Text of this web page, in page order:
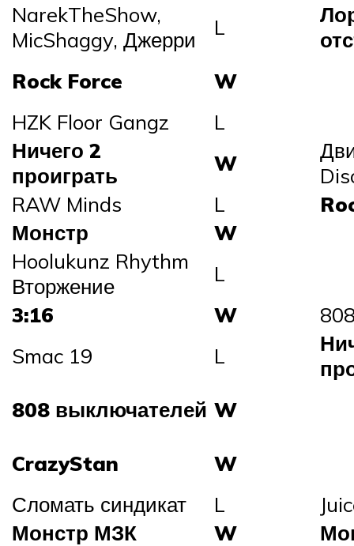
NarekTheShow,
MicShaggy, Джерри
L
Rock Force
W
HZK Floor Gangz
L
Ничего 2
проиграть
W
RAW Minds
L
Монстр
W
Hoolukunz Rhythm
Вторжение
L
3:16
W
Smac 19
L
808 выключателей W
CrazyStan
W
Сломать синдикат
L
Монстр МЗК
W